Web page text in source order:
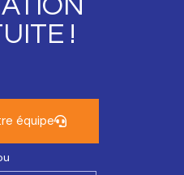
!
équipe